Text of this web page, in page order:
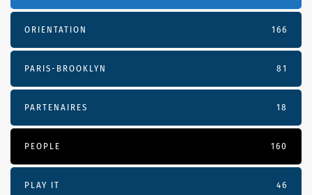
ORIENTATION 166
PARIS-BROOKLYN 81
PARTENAIRES 18
PEOPLE 160
PLAY IT 46